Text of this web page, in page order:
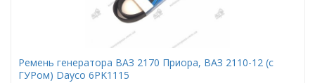
Ремень генератора ВАЗ 2170 Приора, ВАЗ 2110-12 (с
ГУРом) Dayco 6PK1115